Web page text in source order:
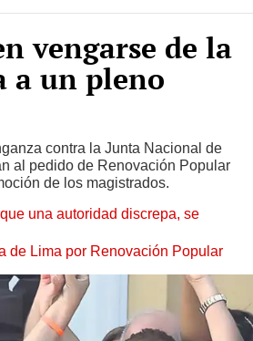
vengarse de la
a un pleno
al pedido de Renovación Popular
de los magistrados.
una autoridad discrepa, se
Lima por Renovación Popular